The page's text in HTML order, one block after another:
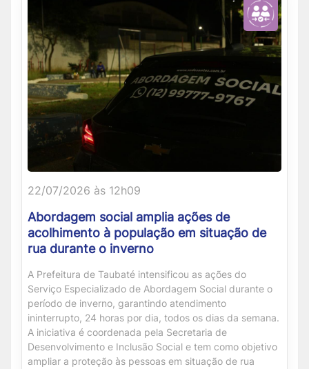
22/07/2026 às 12h09
Abordagem social amplia ações de
acolhimento à população em situação de
rua durante o inverno
A Prefeitura de Taubaté intensificou as ações do
Serviço Especializado de Abordagem Social durante o
período de inverno, garantindo atendimento
ininterrupto, 24 horas por dia, todos os dias da semana.
A iniciativa é coordenada pela Secretaria de
Desenvolvimento e Inclusão Social e tem como objetivo
ampliar a proteção às pessoas em situação de rua